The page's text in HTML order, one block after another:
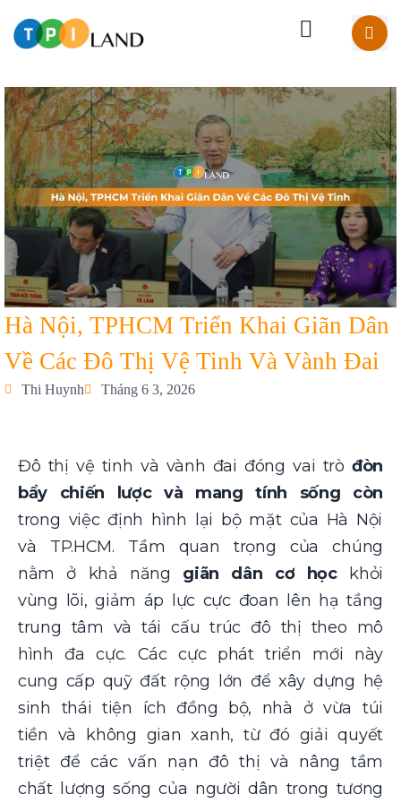
Hà Nội, TPHCM Triển Khai Giãn Dân
Về Các Đô Thị Vệ Tinh Và Vành Đai
Thi Huynh Tháng 6 3, 2026
Đô thị vệ tinh và vành đai đóng vai trò đòn
bẩy chiến lược và mang tính sống còn
trong việc định hình lại bộ mặt của Hà Nội
và TP.HCM. Tầm quan trọng của chúng
nằm ở khả năng giãn dân cơ họckhỏi
vùng lõi, giảm áp lực cực đoan lên hạ tầng
trung tâm và tái cấu trúc đô thị theo mô
hình đa cực. Các cực phát triển mới này
cung cấp quỹ đất rộng lớn để xây dựng hệ
sinh thái tiện ích đồng bộ, nhà ở vừa túi
tiền và không gian xanh, từ đó giải quyết
triệt để các vấn nạn đô thị và nâng tầm
chất lượng sống của người dân trong tương